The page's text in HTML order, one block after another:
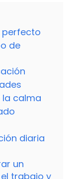
perfecto
de
calma
diaria
un
trabajo y